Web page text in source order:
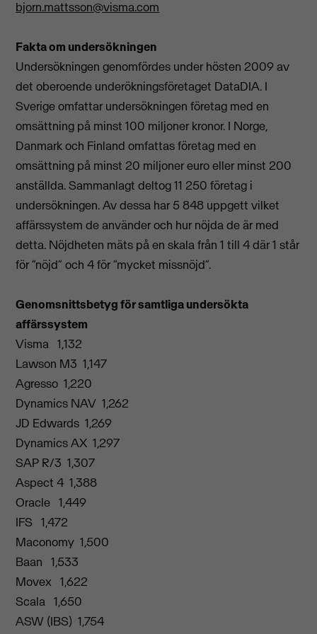
bjorn.mattsson@visma.com
Fakta om undersökningen
Undersökningen genomfördes under hösten 2009 av
det oberoende underökningsföretaget DataDIA. I
Sverige omfattar undersökningen företag med en
omsättning på minst 100 miljoner kronor. I Norge,
Danmark och Finland omfattas företag med en
omsättning på minst 20 miljoner euro eller minst 200
anställda. Sammanlagt deltog 11 250 företag i
undersökningen. Av dessa har 5 848 uppgett vilket
affärssystem de använder och hur nöjda de är med
detta. Nöjdheten mäts på en skala från 1 till 4 där 1 står
för ”nöjd” och 4 för ”mycket missnöjd”.
Genomsnittsbetyg för samtliga undersökta
affärssystem
Visma 1,132
Lawson M3 1,147
Agresso 1,220
Dynamics NAV 1,262
JD Edwards 1,269
Dynamics AX 1,297
SAP R/3 1,307
Aspect 4 1,388
Oracle 1,449
IFS 1,472
Maconomy 1,500
Baan 1,533
Movex 1,622
Scala 1,650
ASW (IBS) 1,754